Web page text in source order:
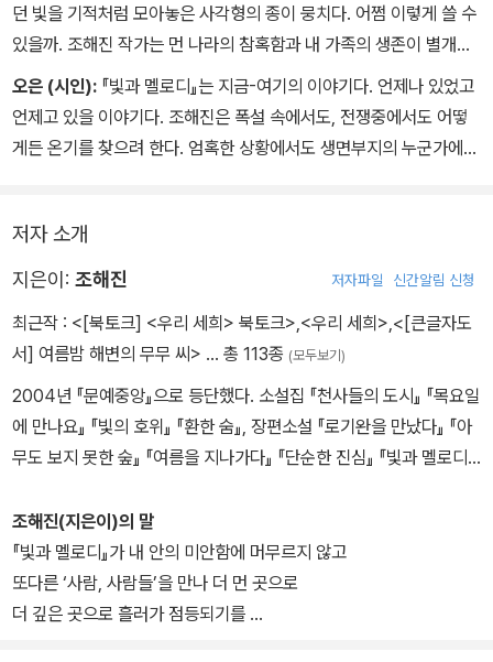
던 빛을 기적처럼 모아놓은 사각형의 종이 뭉치다. 어쩜 이렇게 쓸 수
있을까. 조해진 작가는 먼 나라의 참혹함과 내 가족의 생존이 별개가
아님을, 살리는 일의 귀함과 소박함을, 이 의심과 냉소로 가득한 세상
속에서도 끝내 설득해낸다. “폭격 소리가 가까워져도 응급수술을 중
단하지 않는” 의사와 간호사처럼. 소설만이 도달 가능한 힘으로, 기꺼
을 발견하게 한다. 이 온기로 나는 다시 한번 지구의 태엽을 감아 빛과
오은 (시인): 『빛과 멜로디』는 지금-여기의 이야기다. 언제나 있었고
언제고 있을 이야기다. 조해진은 폭설 속에서도, 전쟁중에서도 어떻
게든 온기를 찾으려 한다. 엄혹한 상황에서도 생면부지의 누군가에게
간이야말로 그 온기가 발산되는 현장임을 깨닫는다. 인간이 사랑과
상처를 주고받듯, 빛과 멜로디는 흐르다 어느 순간 스며든다. 시리아
고 대한민국에서. 우리가 기억해야 할 “삶이 바로 이곳에 있다”.
저자 소개
지은이: 조해진 저자파일 신간알림 신청
최근작 : <[북토크] <우리 세희> 북토크> <우리 세희> <[큰글자도
서] 여름밤 해변의 무무 씨> … 총 113종 (모두보기)
2004년 『문예중앙』으로 등단했다. 소설집 『천사들의 도시』 『목요일
에 만나요』 『빛의 호위』 『환한 숨』, 장편소설 『로기완을 만났다』 『아
무도 보지 못한 숲』 『여름을 지나가다』 『단순한 진심』 『빛과 멜로디』,
씨』, 짧은 소설집 『우리에게 허락된 미래』 등이 있으며, <신동엽문학
상> <젊은작가상> <이효석문학상> <대산문학상> <동인문학상>
등을 수상했다.
조해진(지은이)의 말
『빛과 멜로디』가 내 안의 미안함에 머무르지 않고
또다른 ‘사람, 사람들’을 만나 더 먼 곳으로
더 깊은 곳으로 흘러가 점등되기를